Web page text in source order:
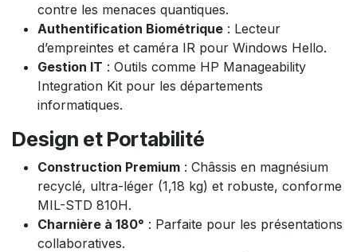
contre les menaces quantiques.
Authentification Biométrique : Lecteur
d’empreintes et caméra IR pour Windows Hello.
Gestion IT : Outils comme HP Manageability
Integration Kit pour les départements
informatiques.
Design et Portabilité
Construction Premium : Châssis en magnésium
recyclé, ultra-léger (1,18 kg) et robuste, conforme
MIL-STD 810H.
Charnière à 180° : Parfaite pour les présentations
collaboratives.